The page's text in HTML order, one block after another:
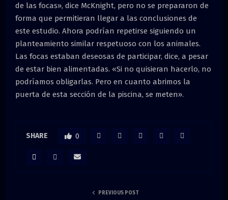
de las focas», dice McKnight, pero no se prepararon de
forma que permitieran llegar a las conclusiones de
este estudio. Ahora podrían repetirse siguiendo un
planteamiento similar respetuoso con los animales.
Las focas estaban deseosas de participar, dice, a pesar
de estar bien alimentadas. «Si no quisieran hacerlo, no
podríamos obligarlas. Pero en cuanto abrimos la
puerta de esta sección de la piscina, se meten».
SHARE 0
PREVIOUS POST